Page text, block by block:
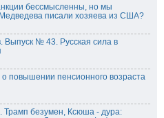
бессмысленны, но мы
писали хозяева из США?
№ 43. Русская сила в
о повышении пенсионного возраста
Трамп безумен, Ксюша - дура: